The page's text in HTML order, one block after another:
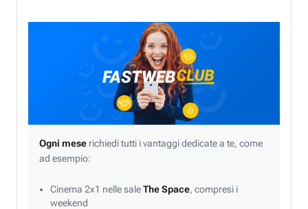
Ogni mese richiedi tutti i vantaggi dedicate a te, come
ad esempio:
Cinema 2x1 nelle saleThe Space, compresi i
weekend